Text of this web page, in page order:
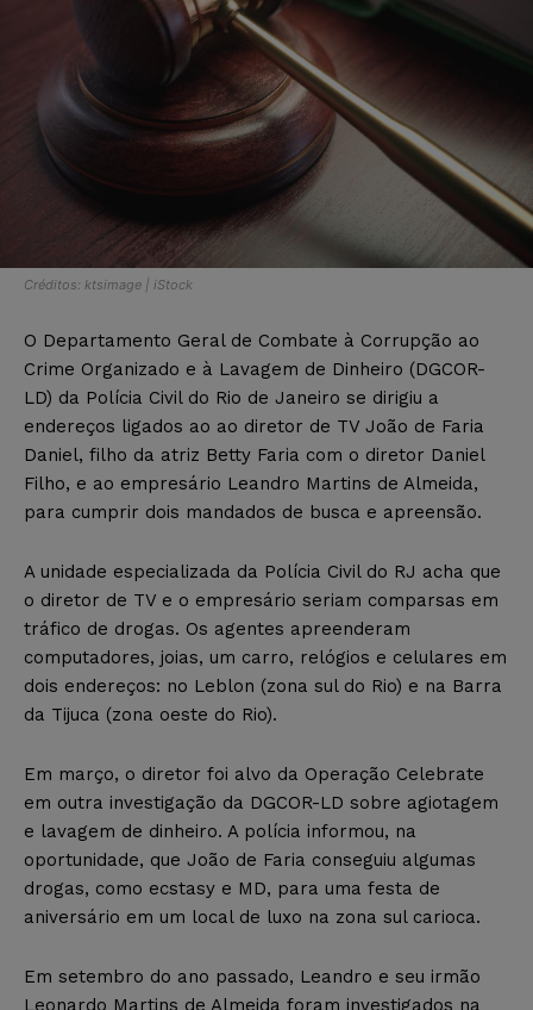
Créditos: ktsimage | iStock
O Departamento Geral de Combate à Corrupção ao
Crime Organizado e à Lavagem de Dinheiro (DGCOR-
LD) da Polícia Civil do Rio de Janeiro se dirigiu a
endereços ligados ao ao diretor de TV João de Faria
Daniel, filho da atriz Betty Faria com o diretor Daniel
Filho, e ao empresário Leandro Martins de Almeida,
para cumprir dois mandados de busca e apreensão.
A unidade especializada da Polícia Civil do RJ acha que
o diretor de TV e o empresário seriam comparsas em
tráfico de drogas. Os agentes apreenderam
computadores, joias, um carro, relógios e celulares em
dois endereços: no Leblon (zona sul do Rio) e na Barra
da Tijuca (zona oeste do Rio).
Em março, o diretor foi alvo da Operação Celebrate
em outra investigação da DGCOR-LD sobre agiotagem
e lavagem de dinheiro. A polícia informou, na
oportunidade, que João de Faria conseguiu algumas
drogas, como ecstasy e MD, para uma festa de
aniversário em um local de luxo na zona sul carioca.
Em setembro do ano passado, Leandro e seu irmão
Leonardo Martins de Almeida foram investigados na